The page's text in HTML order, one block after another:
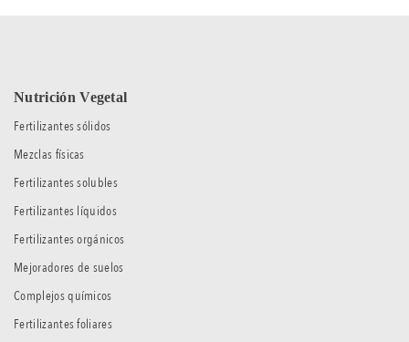
Nutrición Vegetal
Fertilizantes sólidos
Mezclas físicas
Fertilizantes solubles
Fertilizantes líquidos
Fertilizantes orgánicos
Mejoradores de suelos
Complejos químicos
Fertilizantes foliares